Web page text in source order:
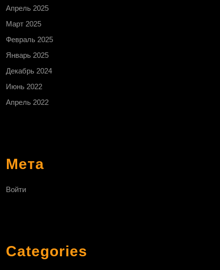
Апрель 2025
Март 2025
Февраль 2025
Январь 2025
Декабрь 2024
Июнь 2022
Апрель 2022
Мета
Войти
Categories